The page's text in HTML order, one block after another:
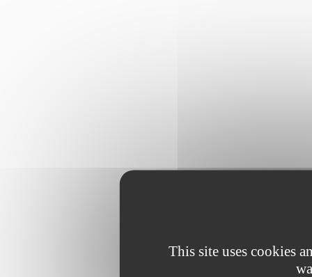
This site uses cookies